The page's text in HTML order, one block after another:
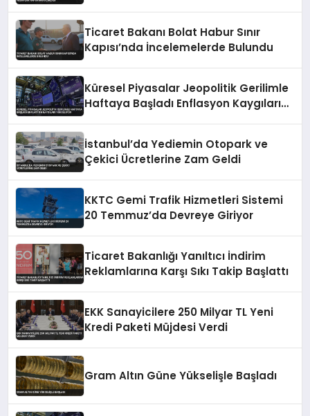
Ticaret Bakanı Bolat Habur Sınır
Kapısı’nda İncelemelerde Bulundu
Küresel Piyasalar Jeopolitik Gerilimle
Haftaya Başladı Enflasyon Kaygıları
İstanbul’da Yediemin Otopark ve
Çekici Ücretlerine Zam Geldi
KKTC Gemi Trafik Hizmetleri Sistemi
20 Temmuz’da Devreye Giriyor
Ticaret Bakanlığı Yanıltıcı İndirim
Reklamlarına Karşı Sıkı Takip Başlattı
EKK Sanayicilere 250 Milyar TL Yeni
Kredi Paketi Müjdesi Verdi
Gram Altın Güne Yükselişle Başladı